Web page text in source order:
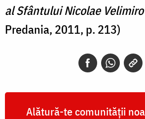
al Sfântului Nicolae
Predania, 2011, p. 213)
Alătură-te comunității